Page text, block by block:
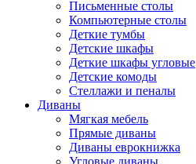
Письменные столы
Компьютерные столы
Деткие тумбы
Детские шкафы
Деткие шкафы угловые
Детские комоды
Стеллажи и пеналы
Диваны
Мягкая мебель
Прямые диваны
Диваны еврокнижка
Угловые диваны